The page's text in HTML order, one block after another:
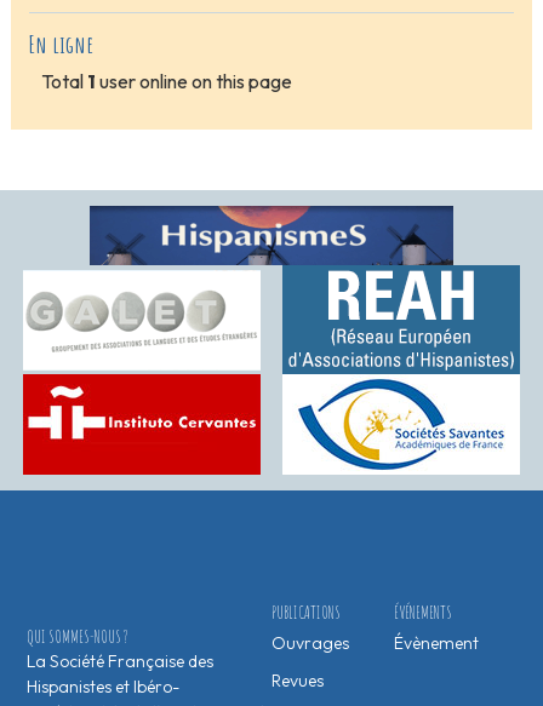
En ligne
Total 1 user online on this page
ÉVÉNEMENTS
Évènement
PUBLICATIONS
Ouvrages
Revues
QUI SOMMES-NOUS ?
La Société Française des
Hispanistes et Ibéro-